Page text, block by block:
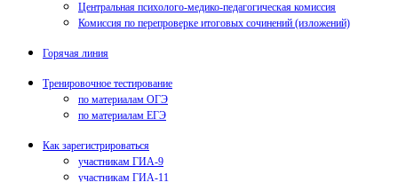
Центральная психолого-медико-педагогическая комиссия
Комиссия по перепроверке итоговых сочинений (изложений)
Горячая линия
Тренировочное тестирование
по материалам ОГЭ
по материалам ЕГЭ
Как зарегистрироваться
участникам ГИА-9
участникам ГИА-11